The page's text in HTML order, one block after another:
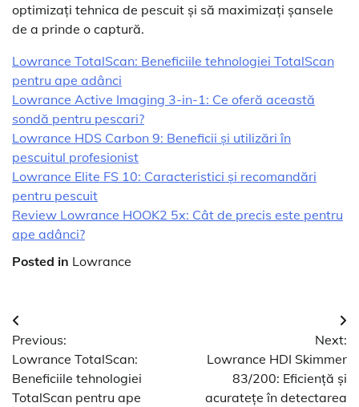
optimizați tehnica de pescuit și să maximizați șansele
de a prinde o captură.
Lowrance TotalScan: Beneficiile tehnologiei TotalScan
pentru ape adânci
Lowrance Active Imaging 3-in-1: Ce oferă această
sondă pentru pescari?
Lowrance HDS Carbon 9: Beneficii și utilizări în
pescuitul profesionist
Lowrance Elite FS 10: Caracteristici și recomandări
pentru pescuit
Review Lowrance HOOK2 5x: Cât de precis este pentru
ape adânci?
Posted in Lowrance
Navigare
în
articole
Previous:
Lowrance TotalScan:
Beneficiile tehnologiei
TotalScan pentru ape
Next:
Lowrance HDI Skimmer
83/200: Eficiență și
acuratețe în detectarea